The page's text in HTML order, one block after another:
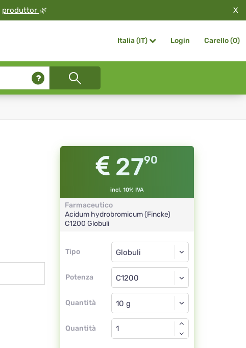
produttor 🌿 X
Italia (IT) Login Carello (0)
2790
incl. 10% IVA
Farmaceutico
Acidum hydrobromicum (Fincke)
C1200 Globuli
Tipo
Tipo
Potenza
Globuli
C1200
Quantità
Globuli
Quantità